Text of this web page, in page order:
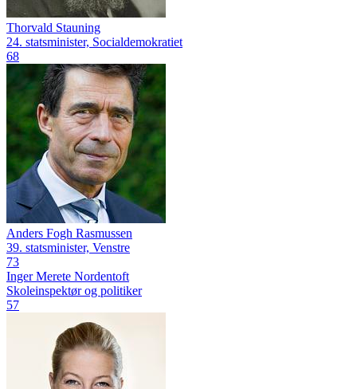
Thorvald Stauning
24. statsminister, Socialdemokratiet
68
Anders Fogh Rasmussen
39. statsminister, Venstre
73
Inger Merete Nordentoft
Skoleinspektør og politiker
57